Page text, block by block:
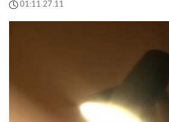
01:11 27.11